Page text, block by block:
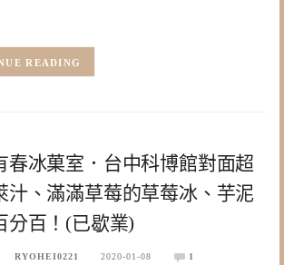
READING
春冰菓室．台中科博館對面超
汁、滿滿草莓的草莓冰、芋泥
分百！(已歇業)
RYOHEI0221 2020-01-08 1